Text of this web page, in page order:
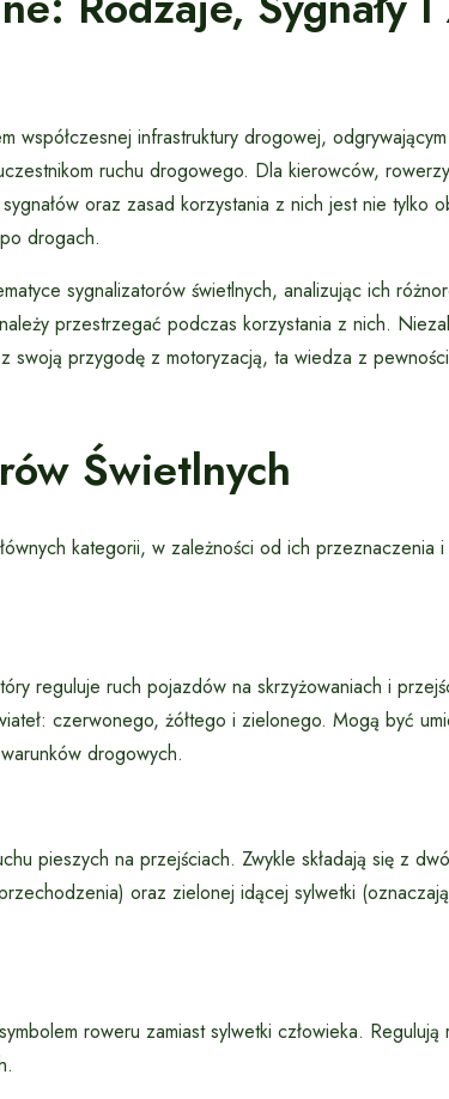
współczesnej infrastruktury drogowej,
ruchu drogowego. Dla kierowców,
oraz zasad korzystania z nich jest nie tylko
drogach.
sygnalizatorów świetlnych, analizując ich
przestrzegać podczas korzystania z nich.
swoją przygodę z motoryzacją, ta wiedza z
Świetlnych
kategorii, w zależności od ich przeznaczenia
reguluje ruch pojazdów na skrzyżowaniach i
czerwonego, żółtego i zielonego. Mogą być
drogowych.
pieszych na przejściach. Zwykle składają się z
oraz zielonej idącej sylwetki
roweru zamiast sylwetki człowieka.